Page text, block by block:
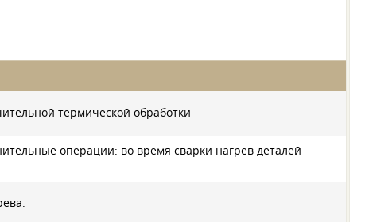
термической обработки
операции: во время сварки нагрев деталей